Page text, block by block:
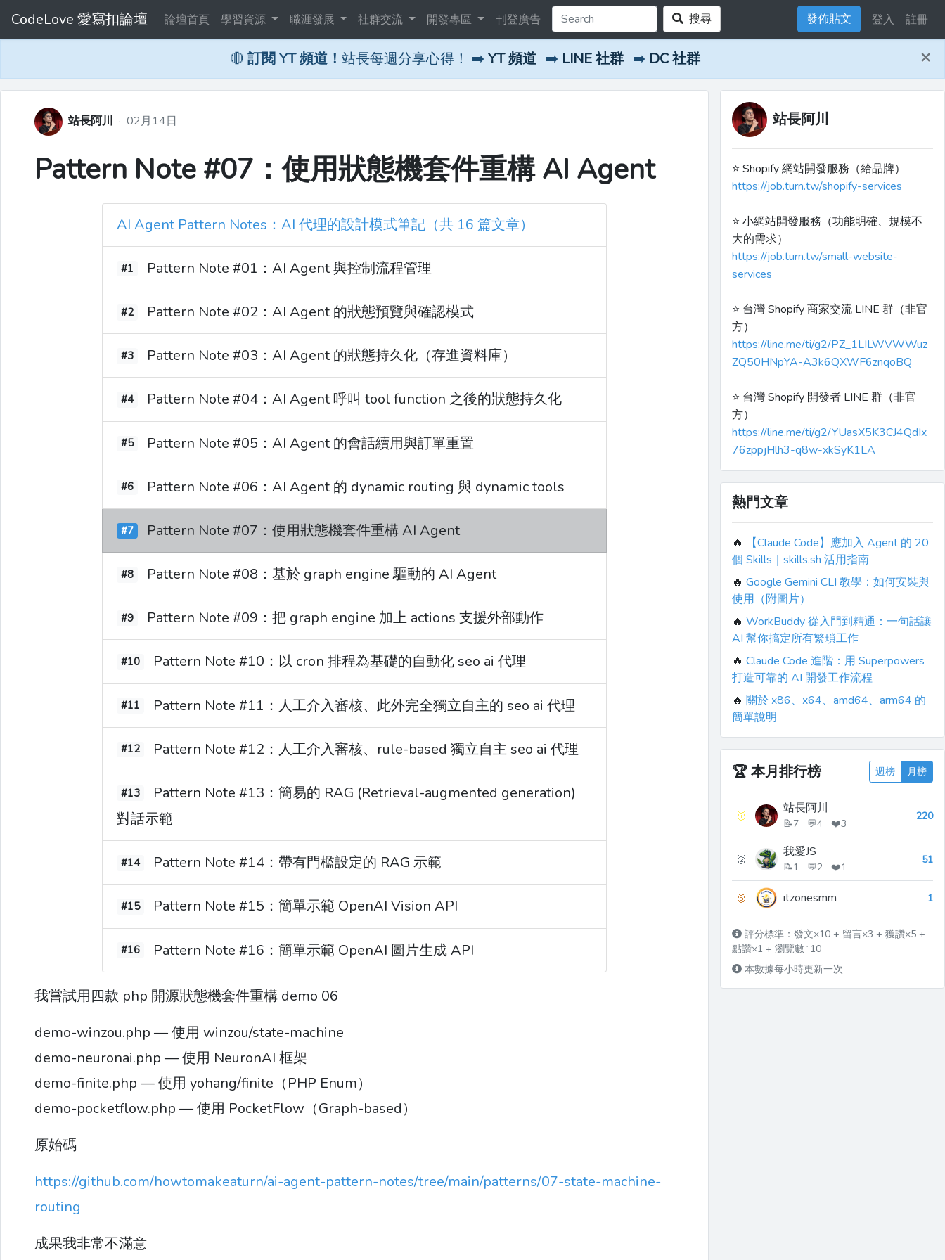
CodeLove 愛寫扣論壇 論壇首頁 學習資源 職涯發展 社群交流 開發專區 刊登廣告 搜尋 發佈貼文 登入 註冊
🔴 訂閱 YT 頻道！ 站長每週分享心得！ ➡️ YT 頻道 ➡️ LINE 社群 ➡️ DC 社群 ×
站長阿川 · 02月14日
Pattern Note #07：使用狀態機套件重構 AI Agent
AI Agent Pattern Notes：AI 代理的設計模式筆記（共 16 篇文章）
#1 Pattern Note #01：AI Agent 與控制流程管理
#2 Pattern Note #02：AI Agent 的狀態預覽與確認模式
#3 Pattern Note #03：AI Agent 的狀態持久化（存進資料庫）
#4 Pattern Note #04：AI Agent 呼叫 tool function 之後的狀態持久化
#5 Pattern Note #05：AI Agent 的會話續用與訂單重置
#6 Pattern Note #06：AI Agent 的 dynamic routing 與 dynamic tools
#7 Pattern Note #07：使用狀態機套件重構 AI Agent
#8 Pattern Note #08：基於 graph engine 驅動的 AI Agent
#9 Pattern Note #09：把 graph engine 加上 actions 支援外部動作
#10 Pattern Note #10：以 cron 排程為基礎的自動化 seo ai 代理
#11 Pattern Note #11：人工介入審核、此外完全獨立自主的 seo ai 代理
#12 Pattern Note #12：人工介入審核、rule-based 獨立自主 seo ai 代理
#13
Pattern Note #13：簡易的 RAG (Retrieval-augmented generation)
對話示範
#14 Pattern Note #14：帶有門檻設定的 RAG 示範
#15 Pattern Note #15：簡單示範 OpenAI Vision API
#16 Pattern Note #16：簡單示範 OpenAI 圖片生成 API
我嘗試用四款 php 開源狀態機套件重構 demo 06
demo-winzou.php — 使用 winzou/state-machine
demo-neuronai.php — 使用 NeuronAI 框架
demo-finite.php — 使用 yohang/finite（PHP Enum）
demo-pocketflow.php — 使用 PocketFlow（Graph-based）
原始碼
https://github.com/howtomakeaturn/ai-agent-pattern-notes/tree/main/patterns/07-state-machine-
routing
成果我非常不滿意
站長阿川
⭐️ Shopify 網站開發服務（給品牌）
https://job.turn.tw/shopify-services
⭐️ 小網站開發服務（功能明確、規模不
大的需求）
https://job.turn.tw/small-website-
services
⭐️ 台灣 Shopify 商家交流 LINE 群（非官
方）
https://line.me/ti/g2/PZ_1LILWVWWuz
ZQ50HNpYA-A3k6QXWF6znqoBQ
⭐️ 台灣 Shopify 開發者 LINE 群（非官
方）
https://line.me/ti/g2/YUasX5K3CJ4QdIx
76zppjHlh3-q8w-xkSyK1LA
熱門文章
🔥
【Claude Code】應加入 Agent 的 20
個 Skills｜skills.sh 活用指南
🔥 Google Gemini CLI 教學：如何安裝與
使用（附圖片）
🔥 WorkBuddy 從入門到精通：一句話讓
AI 幫你搞定所有繁瑣工作
🔥 Claude Code 進階：用 Superpowers
打造可靠的 AI 開發工作流程
🔥 關於 x86、x64、amd64、arm64 的
簡單說明
🏆本月排行榜 週榜 月榜
🥇 站長阿川
📝7 💬4 ❤️3
220
🥈 我愛JS
📝1 💬2 ❤️1
51
🥉 itzonesmm 1
評分標準：發文×10 + 留言×3 + 獲讚×5 +
點讚×1 + 瀏覽數÷10
本數據每小時更新一次